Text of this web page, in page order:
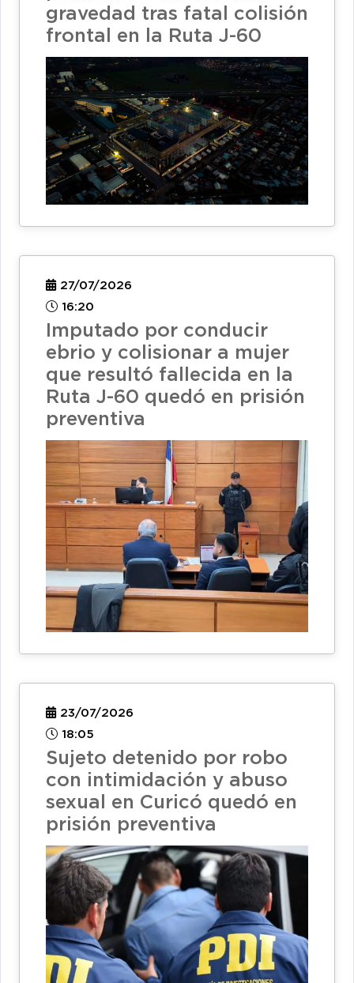
gravedad tras fatal colisión
frontal en la Ruta J-60
27/07/2026
16:20
Imputado por conducir
ebrio y colisionar a mujer
que resultó fallecida en la
Ruta J-60 quedó en prisión
preventiva
23/07/2026
18:05
Sujeto detenido por robo
con intimidación y abuso
sexual en Curicó quedó en
prisión preventiva